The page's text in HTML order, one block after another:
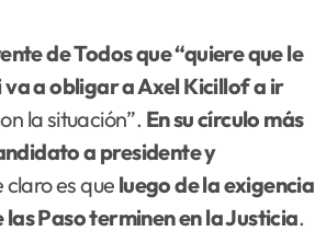
de Todos que “quiere que le
va a obligar a Axel Kicillof a ir
la situación”. En su círculo más
a presidente y
claro es queluego de la exigencia
Paso terminen en la Justicia.